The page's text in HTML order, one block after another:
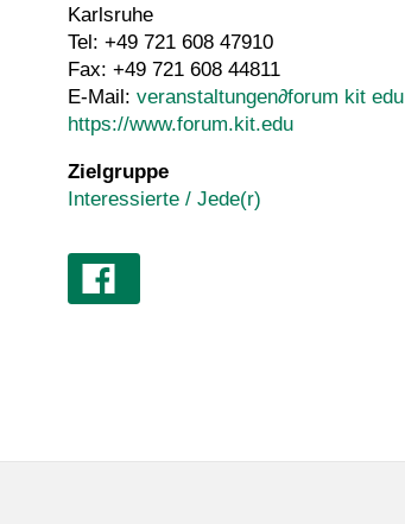
Karlsruhe
Tel: +49 721 608 47910
Fax: +49 721 608 44811
E-Mail: veranstaltungen∂forum kit edu
https://www.forum.kit.edu
Zielgruppe
Interessierte / Jede(r)